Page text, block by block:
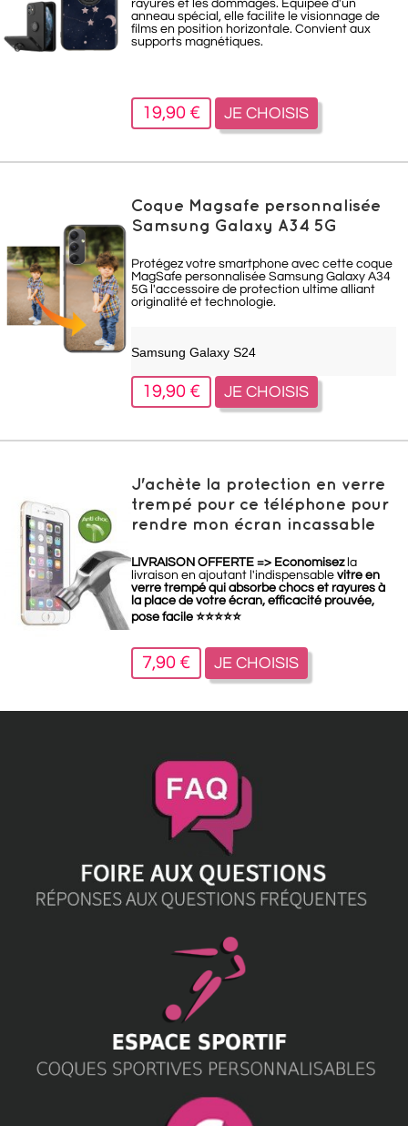
rayures et les dommages. Equipée d'un
anneau spécial, elle facilite le visionnage de
films en position horizontale. Convient aux
supports magnétiques.
19,90 € JE CHOISIS
Coque Magsafe personnalisée
Samsung Galaxy A34 5G
Protégez votre smartphone avec cette coque
MagSafe personnalisée Samsung Galaxy A34
5G l'accessoire de protection ultime alliant
originalité et technologie.
Samsung Galaxy S24
19,90 € JE CHOISIS
J'achète la protection en verre
trempé pour ce téléphone pour
rendre mon écran incassable
LIVRAISON OFFERTE => Economisezla
livraison en ajoutant l'indispensable vitre en
verre trempé qui absorbe chocs et rayures à
la place de votre écran, efficacité prouvée,
pose facile ⭐⭐⭐⭐⭐
7,90 € JE CHOISIS